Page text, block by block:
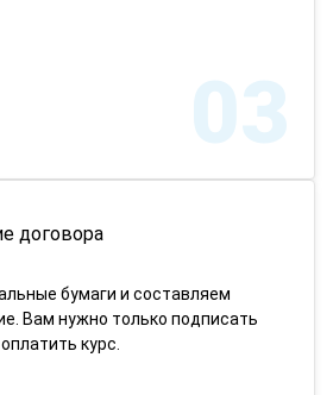
03
договора
бумаги и составляем
Вам нужно только подписать
курс.